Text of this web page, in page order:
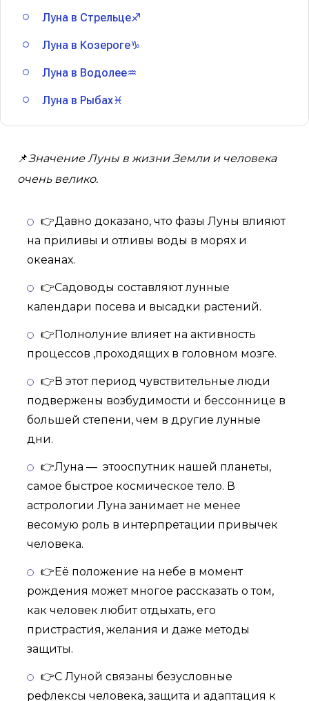
Луна в Стрельце♐
Луна в Козероге♑
Луна в Водолее♒
Луна в Рыбах♓
📌Значение Луны в жизни Земли и человека
очень велико.
👉Давно доказано, что фазы Луны влияют
на приливы и отливы воды в морях и
океанах.
👉Садоводы составляют лунные
календари посева и высадки растений.
👉Полнолуние влияет на активность
процессов ,проходящих в головном мозге.
👉В этот период чувствительные люди
подвержены возбудимости и бессоннице в
большей степени, чем в другие лунные
дни.
👉Луна –– этооспутник нашей планеты,
самое быстрое космическое тело. В
астрологии Луна занимает не менее
весомую роль в интерпретации привычек
человека.
👉Eё положение на небе в момент
рождения может многое рассказать о том,
как человек любит отдыхать, его
пристрастия, желания и даже методы
защиты.
👉С Луной связаны безусловные
рефлексы человека, защита и адаптация к